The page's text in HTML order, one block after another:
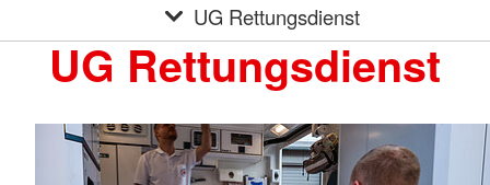
UG Rettungsdienst
UG Rettungsdienst